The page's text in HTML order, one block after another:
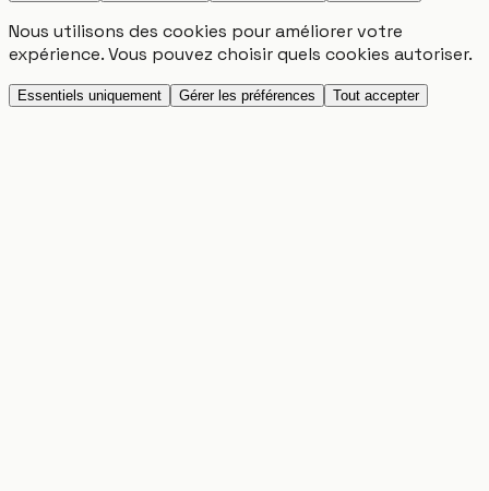
Nous utilisons des cookies pour améliorer votre
expérience. Vous pouvez choisir quels cookies autoriser.
Essentiels uniquement Gérer les préférences Tout accepter